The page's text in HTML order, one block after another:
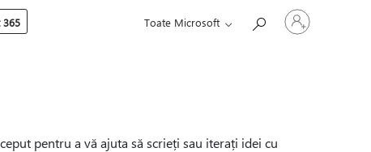
Toate Microsoft
Conectați-
vă
pentru a vă ajuta să scrieți sau iterați idei cu